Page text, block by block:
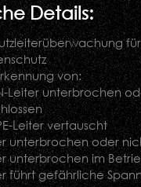
Details:
von:
Leiter unterbrochen
Leiter vertauscht
unterbrochen oder
unterbrochen im
führt gefährliche